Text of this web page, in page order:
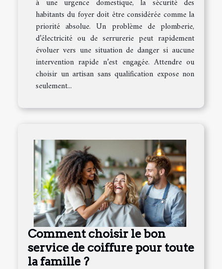
habitants du foyer doit être considérée comme la
priorité absolue. Un problème de plomberie,
d’électricité ou de serrurerie peut rapidement
évoluer vers une situation de danger si aucune
intervention rapide n’est engagée. Attendre ou
choisir un artisan sans qualification expose non
seulement...
Comment choisir le bon
service de coiffure pour toute
la famille ?